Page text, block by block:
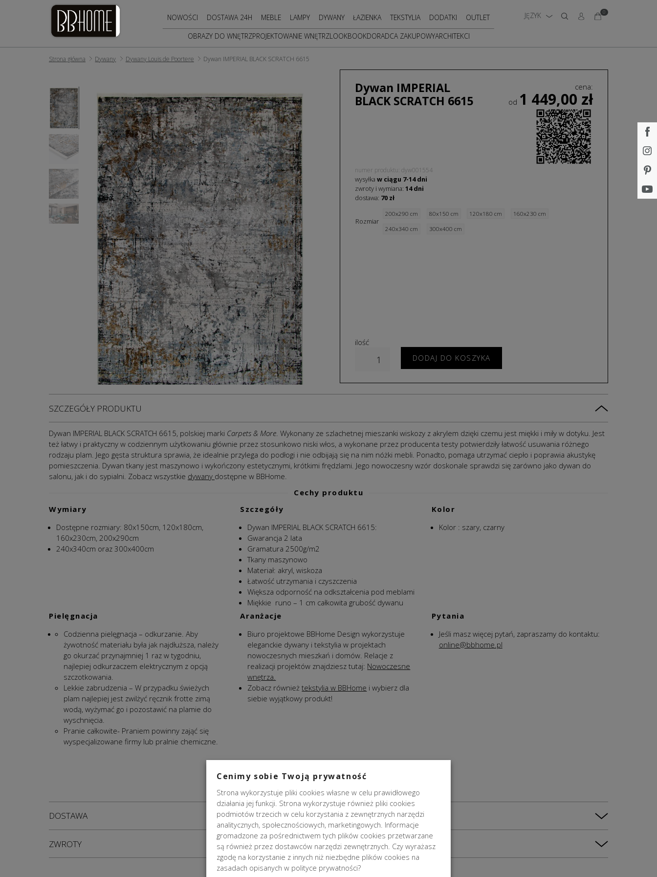
JĘZYK 0
NOWOŚCI DOSTAWA 24H MEBLE LAMPY DYWANY ŁAZIENKA TEKSTYLIA DODATKI OUTLET
OBRAZY DO WNĘTRZPROJEKTOWANIE WNĘTRZLOOKBOOKDORADCA ZAKUPOWYARCHITEKCI
Strona główna Dywany Dywany Louis de Poortere Dywan IMPERIAL BLACK SCRATCH 6615
Dywan IMPERIAL
BLACK SCRATCH 6615
cena:
od 1 449,00 zł
numer produktu: dyw001554
wysyłka w ciągu 7-14dni
zwroty i wymiana: 14 dni
dostawa: 70 zł
Rozmiar
200x290 cm 80x150 cm 120x180 cm 160x230 cm
240x340 cm 300x400 cm
ilość
DODAJ DO KOSZYKA
SZCZEGÓŁY PRODUKTU
Dywan IMPERIAL BLACK SCRATCH 6615, polskiej marki Carpets & More . Wykonany ze szlachetnej mieszanki wiskozy z akrylem dzięki czemu jest miękki i miły w dotyku. Jest
też łatwy i praktyczny w codziennym użytkowaniu głównie przez stosunkowo niski włos, a wykonane przez producenta testy potwierdziły łatwość usuwania różnego
rodzaju plam. Jego gęsta struktura sprawia, że idealnie przylega do podłogi i nie odbijają się na nim nóżki mebli. Ponadto, pomaga utrzymać ciepło i poprawia akustykę
pomieszczenia. Dywan tkany jest maszynowo i wykończony estetycznymi, krótkimi frędzlami. Jego nowoczesny wzór doskonale sprawdzi się zarówno jako dywan do
salonu, jak i do sypialni Zobacz wszystkie dywany dostępne w BBHome.
Cechy produktu
Wymiary
Dostępne rozmiary: 80x150cm, 120x180cm,
160x230cm, 200x290cm
240x340cm oraz 300x400cm
Szczegóły
Dywan IMPERIAL BLACK SCRATCH 6615:
Gwarancja 2 lata
Gramatura 2500g/m2
Tkany maszynowo
Materiał: akryl, wiskoza
Łatwość utrzymania i czyszczenia
Większa odporność na odkształcenia pod meblami
Miękkie runo – 1 cm całkowita grubość dywanu
Kolor
Kolor : szary, czarny
Pielęgnacja
Codzienna pielęgnacja – odkurzanie. Aby
żywotność materiału była jak najdłuższa, należy
go okurzać przynajmniej 1 raz w tygodniu,
najlepiej odkurzaczem elektrycznym z opcją
szczotkowania.
Lekkie zabrudzenia – W przypadku świeżych
plam najlepiej jest zwilżyć ręcznik frotte zimą
wodą, wyżymać go i pozostawić na plamie do
wyschnięcia.
Pranie całkowite- Praniem powinny zająć się
wyspecjalizowane firmy lub pralnie chemiczne.
Aranżacje
Biuro projektowe BBHome Design wykorzystuje
eleganckie dywany i tekstylia w projektach
nowoczesnych mieszkań i domów. Relacje z
realizacji projektów znajdziesz tutaj: Nowoczesne
wnętrza.
Zobacz równieżtekstylia w BBHome i wybierz dla
siebie wyjątkowy produkt!
Pytania
Jeśli masz więcej pytań, zapraszamy do kontaktu:
online@bbhome.pl
DOSTAWA
ZWROTY
Cenimy sobie Twoją prywatność
Strona wykorzystuje pliki cookies własne w celu prawidłowego
działania jej funkcji. Strona wykorzystuje również pliki cookies
podmiotów trzecich w celu korzystania z zewnętrznych narzędzi
analitycznych, społecznościowych, marketingowych. Informacje
gromadzone za pośrednictwem tych plików cookies przetwarzane
są również przez dostawców narzędzi zewnętrznych. Czy wyrażasz
zgodę na korzystanie z innych niż niezbędne plików cookies na
zasadach opisanych w polityce prywatności?